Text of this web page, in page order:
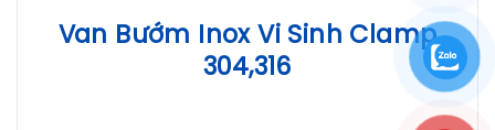
Van Bướm Inox Vi Sinh Clamp
304,316